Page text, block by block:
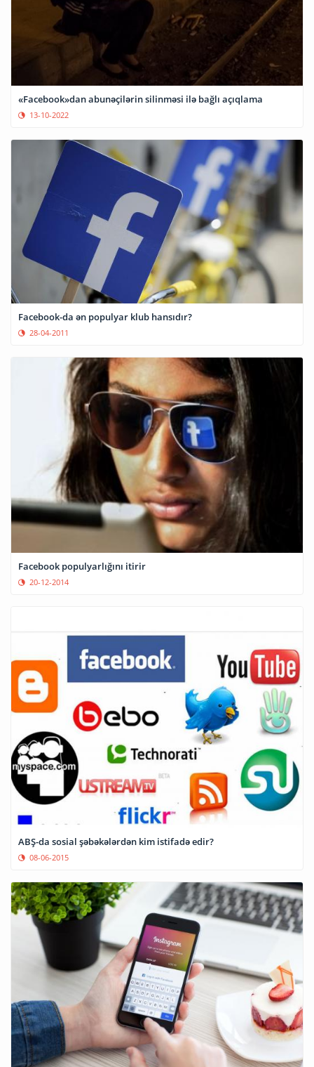
«Facebook»dan abunəçilərin silinməsi ilə bağlı açıqlama
13-10-2022
Facebook-da ən populyar klub hansıdır?
28-04-2011
Facebook populyarlığını itirir
20-12-2014
ABŞ-da sosial şəbəkələrdən kim istifadə edir?
08-06-2015